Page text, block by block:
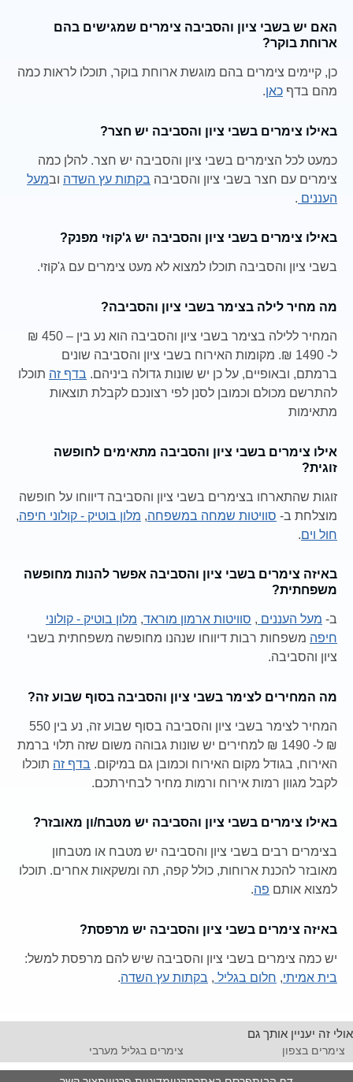
האם יש בשבי ציון והסביבה צימרים שמגישים בהם
ארוחת בוקר?
כן, קיימים צימרים בהם מוגשת ארוחת בוקר, תוכלו לראות כמה
מהם בדף כאן.
באילו צימרים בשבי ציון והסביבה יש חצר?
כמעט לכל הצימרים בשבי ציון והסביבה יש חצר. להלן כמה
צימרים עם חצר בשבי ציון והסביבה בקתות עץ השדה ובמעל
העננים .
באילו צימרים בשבי ציון והסביבה יש ג'קוזי מפנק?
בשבי ציון והסביבה תוכלו למצוא לא מעט צימרים עם ג'קוזי.
מה מחיר לילה בצימר בשבי ציון והסביבה?
המחיר ללילה בצימר בשבי ציון והסביבה הוא נע בין – 450 ₪
ל- 1490 ₪. מקומות האירוח בשבי ציון והסביבה שונים
ברמתם, ובאופיים, על כן יש שונות גדולה ביניהם. בדף זה תוכלו
להתרשם מכולם וכמובן לסנן לפי רצונכם לקבלת תוצאות
מתאימות
אילו צימרים בשבי ציון והסביבה מתאימים לחופשה
זוגית?
זוגות שהתארחו בצימרים בשבי ציון והסביבה דיווחו על חופשה
מוצלחת ב- סוויטות שמחה במשפחה, מלון בוטיק - קולוני חיפה,
חול וים.
באיזה צימרים בשבי ציון והסביבה אפשר להנות מחופשה
משפחתית?
ב- מעל העננים , סוויטות ארמון מוראד, מלון בוטיק - קולוני
חיפה משפחות רבות דיווחו שנהנו מחופשה משפחתית בשבי
ציון והסביבה.
מה המחירים לצימר בשבי ציון והסביבה בסוף שבוע זה?
המחיר לצימר בשבי ציון והסביבה בסוף שבוע זה, נע בין 550
₪ ל- 1490 ₪ למחירים יש שונות גבוהה משום שזה תלוי ברמת
האירוח, בגודל מקום האירוח וכמובן גם במיקום. בדף זה תוכלו
לקבל מגוון רמות אירוח ורמות מחיר לבחירתכם.
באילו צימרים בשבי ציון והסביבה יש מטבח/ון מאובזר?
בצימרים רבים בשבי ציון והסביבה יש מטבח או מטבחון
מאובזר להכנת ארוחות, כולל קפה, תה ומשקאות אחרים. תוכלו
למצוא אותם פה.
באיזה צימרים בשבי ציון והסביבה יש מרפסת?
יש כמה צימרים בשבי ציון והסביבה שיש להם מרפסת למשל:
בית אמיתי, חלום בגליל , בקתות עץ השדה.
אולי זה יעניין אותך גם
צימרים בצפון צימרים בגליל מערבי